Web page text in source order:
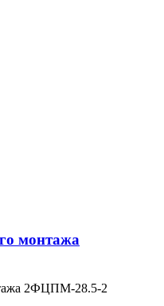
монтажа
2ФЦПМ-28.5-2